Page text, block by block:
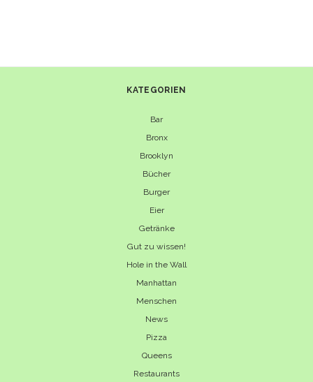
KATEGORIEN
Bar
Bronx
Brooklyn
Bücher
Burger
Eier
Getränke
Gut zu wissen!
Hole in the Wall
Manhattan
Menschen
News
Pizza
Queens
Restaurants